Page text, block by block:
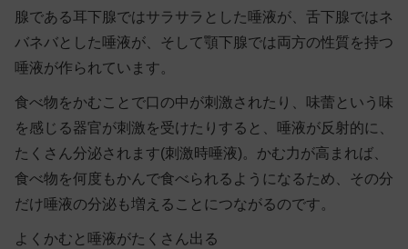
腺である耳下腺ではサラサラとした唾液が、舌下腺ではネ
バネバとした唾液が、そして顎下腺では両方の性質を持つ
唾液が作られています。
食べ物をかむことで口の中が刺激されたり、味蕾という味
を感じる器官が刺激を受けたりすると、唾液が反射的に、
たくさん分泌されます(刺激時唾液)。かむ力が高まれば、
食べ物を何度もかんで食べられるようになるため、その分
だけ唾液の分泌も増えることにつながるのです。
よくかむと唾液がたくさん出る